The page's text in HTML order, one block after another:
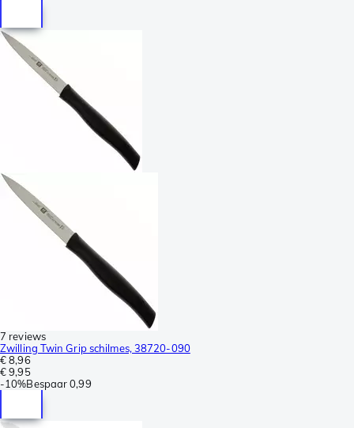
7 reviews
Zwilling Twin Grip schilmes, 38720-090
€ 8,96
€ 9,95
-10%Bespaar 0,99